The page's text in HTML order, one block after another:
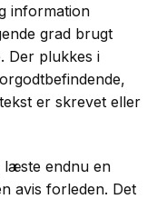
information
grad brugt
Der plukkes i
er skrevet eller
læste endnu en
avis forleden. Det